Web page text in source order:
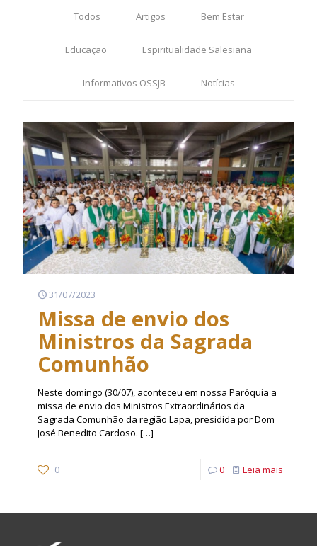
Todos Artigos Bem Estar
Educação Espiritualidade Salesiana
Informativos OSSJB Notícias
31/07/2023
Missa de envio dos
Ministros da Sagrada
Comunhão
Neste domingo (30/07), aconteceu em nossa Paróquia a
missa de envio dos Ministros Extraordinários da
Sagrada Comunhão da região Lapa, presidida por Dom
José Benedito Cardoso. […]
0 0 Leia mais